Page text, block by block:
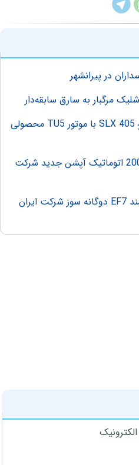
در پیرانشهر
مرگبار به سارق سابقه‌دار
معرفی و مشخصات کامل پژو 405 SLX با موتور TU5 محصولی
معرفی و مشخصات سراتو 2000 اتوماتیک آپشن جدید شرکت
معرفی و مشخصات کامل سمند EF7 دوگانه سوز شرکت ایران